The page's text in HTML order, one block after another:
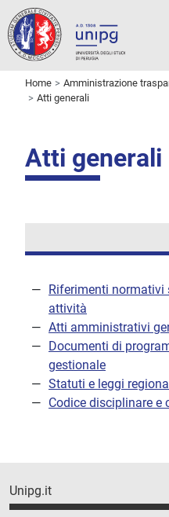
Home Amministrazione
Atti generali
Atti generali
Riferimenti normativi
attività
Atti amministrativi
Documenti di
gestionale
Statuti e leggi
Codice disciplinare e
Unipg.it